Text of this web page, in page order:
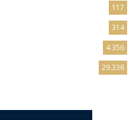
117
314
4.356
29.336